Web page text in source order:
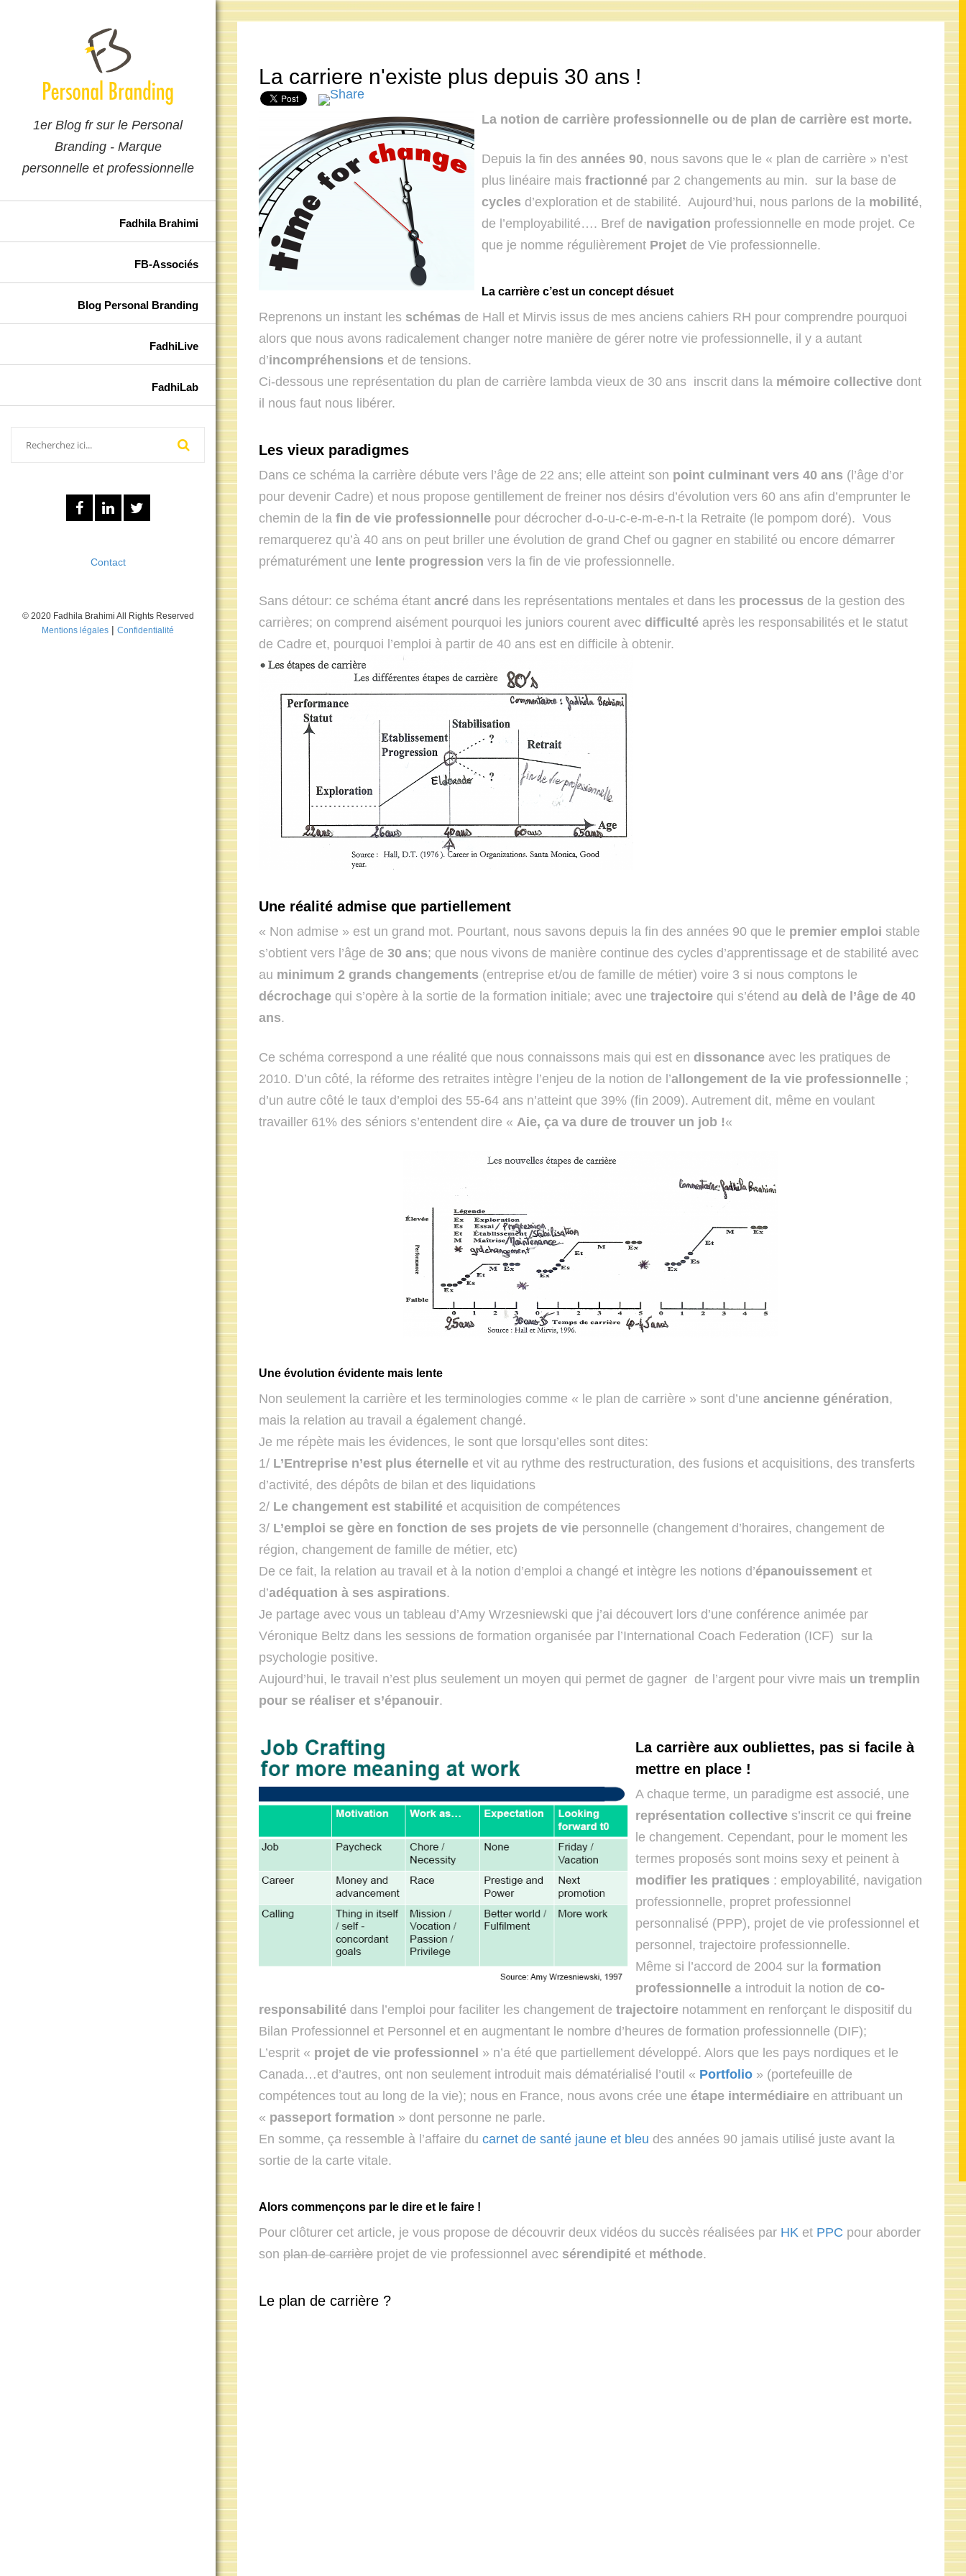
1er Blog fr sur le Personal
Branding - Marque
personnelle et professionnelle
Fadhila Brahimi
FB-Associés
Blog Personal Branding
FadhiLive
FadhiLab
Contact
© 2020 Fadhila Brahimi All Rights Reserved
Mentions légales | Confidentialité
La carriere n'existe plus depuis 30 ans !
La notion de carrière professionnelle ou de plan de carrière est morte.
Depuis la fin des années 90, nous savons que le « plan de carrière » n’est
plus linéaire mais fractionné par 2 changements au min. sur la base de
cycles d’exploration et de stabilité. Aujourd’hui, nous parlons de la mobilité,
de l’employabilité…. Bref de navigation professionnelle en mode projet. Ce
que je nomme régulièrement Projet de Vie professionnelle.
La carrière c’est un concept désuet
Reprenons un instant les schémas de Hall et Mirvis issus de mes anciens cahiers RH pour comprendre pourquoi
alors que nous avons radicalement changer notre manière de gérer notre vie professionnelle, il y a autant
d’incompréhensions et de tensions.
Ci-dessous une représentation du plan de carrière lambda vieux de 30 ans inscrit dans la mémoire collective dont
il nous faut nous libérer.
Les vieux paradigmes
Dans ce schéma la carrière débute vers l’âge de 22 ans; elle atteint son point culminant vers 40 ans (l’âge d’or
pour devenir Cadre) et nous propose gentillement de freiner nos désirs d’évolution vers 60 ans afin d’emprunter le
chemin de la fin de vie professionnelle pour décrocher d-o-u-c-e-m-e-n-t la Retraite (le pompom doré). Vous
remarquerez qu’à 40 ans on peut briller une évolution de grand Chef ou gagner en stabilité ou encore démarrer
prématurément une lente progression vers la fin de vie professionnelle.
Sans détour: ce schéma étant ancré dans les représentations mentales et dans les processus de la gestion des
carrières; on comprend aisément pourquoi les juniors courent avec difficulté après les responsabilités et le statut
de Cadre et, pourquoi l’emploi à partir de 40 ans est en difficile à obtenir.
Une réalité admise que partiellement
« Non admise » est un grand mot. Pourtant, nous savons depuis la fin des années 90 que le premier emploi stable
s’obtient vers l’âge de 30 ans; que nous vivons de manière continue des cycles d’apprentissage et de stabilité avec
au minimum 2 grands changements (entreprise et/ou de famille de métier) voire 3 si nous comptons le
décrochage qui s’opère à la sortie de la formation initiale; avec une trajectoire qui s’étend au delà de l’âge de 40
ans.
Ce schéma correspond a une réalité que nous connaissons mais qui est en dissonance avec les pratiques de
2010. D’un côté, la réforme des retraites intègre l’enjeu de la notion de l’allongement de la vie professionnelle ;
d’un autre côté le taux d’emploi des 55-64 ans n’atteint que 39% (fin 2009). Autrement dit, même en voulant
travailler 61% des séniors s’entendent dire « Aie, ça va dure de trouver un job !«
Une évolution évidente mais lente
Non seulement la carrière et les terminologies comme « le plan de carrière » sont d’une ancienne génération,
mais la relation au travail a également changé.
Je me répète mais les évidences, le sont que lorsqu’elles sont dites:
1/ L’Entreprise n’est plus éternelle et vit au rythme des restructuration, des fusions et acquisitions, des transferts
d’activité, des dépôts de bilan et des liquidations
2/ Le changement est stabilité et acquisition de compétences
3/ L’emploi se gère en fonction de ses projets de vie personnelle (changement d’horaires, changement de
région, changement de famille de métier, etc)
De ce fait, la relation au travail et à la notion d’emploi a changé et intègre les notions d’épanouissement et
d’adéquation à ses aspirations.
Je partage avec vous un tableau d’Amy Wrzesniewski que j’ai découvert lors d’une conférence animée par
Véronique Beltz dans les sessions de formation organisée par l’International Coach Federation (ICF) sur la
psychologie positive.
Aujourd’hui, le travail n’est plus seulement un moyen qui permet de gagner de l’argent pour vivre mais un tremplin
pour se réaliser et s’épanouir.
La carrière aux oubliettes, pas si facile à
mettre en place !
A chaque terme, un paradigme est associé, une
représentation collective s’inscrit ce qui freine
le changement. Cependant, pour le moment les
termes proposés sont moins sexy et peinent à
modifier les pratiques : employabilité, navigation
professionnelle, propret professionnel
personnalisé (PPP), projet de vie professionnel et
personnel, trajectoire professionnelle.
Même si l’accord de 2004 sur la formation
professionnelle a introduit la notion de co-
responsabilité dans l’emploi pour faciliter les changement de trajectoire notamment en renforçant le dispositif du
Bilan Professionnel et Personnel et en augmentant le nombre d’heures de formation professionnelle (DIF);
L’esprit « projet de vie professionnel » n’a été que partiellement développé. Alors que les pays nordiques et le
Canada…et d’autres, ont non seulement introduit mais dématérialisé l’outil « Portfolio » (portefeuille de
compétences tout au long de la vie); nous en France, nous avons crée une étape intermédiaire en attribuant un
« passeport formation » dont personne ne parle.
En somme, ça ressemble à l’affaire du carnet de santé jaune et bleu des années 90 jamais utilisé juste avant la
sortie de la carte vitale.
Alors commençons par le dire et le faire !
Pour clôturer cet article, je vous propose de découvrir deux vidéos du succès réalisées par HK et PPC pour aborder
son plan de carrière projet de vie professionnel avec sérendipité et méthode.
Le plan de carrière ?